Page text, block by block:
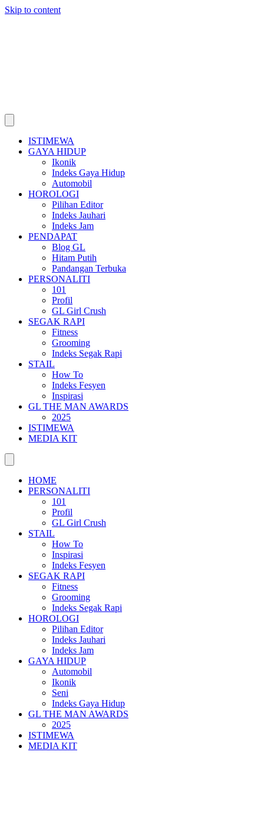
Skip to content
ISTIMEWA
GAYA HIDUP
Ikonik
Indeks Gaya Hidup
Automobil
HOROLOGI
Pilihan Editor
Indeks Jauhari
Indeks Jam
PENDAPAT
Blog GL
Hitam Putih
Pandangan Terbuka
PERSONALITI
101
Profil
GL Girl Crush
SEGAK RAPI
Fitness
Grooming
Indeks Segak Rapi
STAIL
How To
Indeks Fesyen
Inspirasi
GL THE MAN AWARDS
2025
ISTIMEWA
MEDIA KIT
HOME
PERSONALITI
101
Profil
GL Girl Crush
STAIL
How To
Inspirasi
Indeks Fesyen
SEGAK RAPI
Fitness
Grooming
Indeks Segak Rapi
HOROLOGI
Pilihan Editor
Indeks Jauhari
Indeks Jam
GAYA HIDUP
Automobil
Ikonik
Seni
Indeks Gaya Hidup
GL THE MAN AWARDS
2025
ISTIMEWA
MEDIA KIT